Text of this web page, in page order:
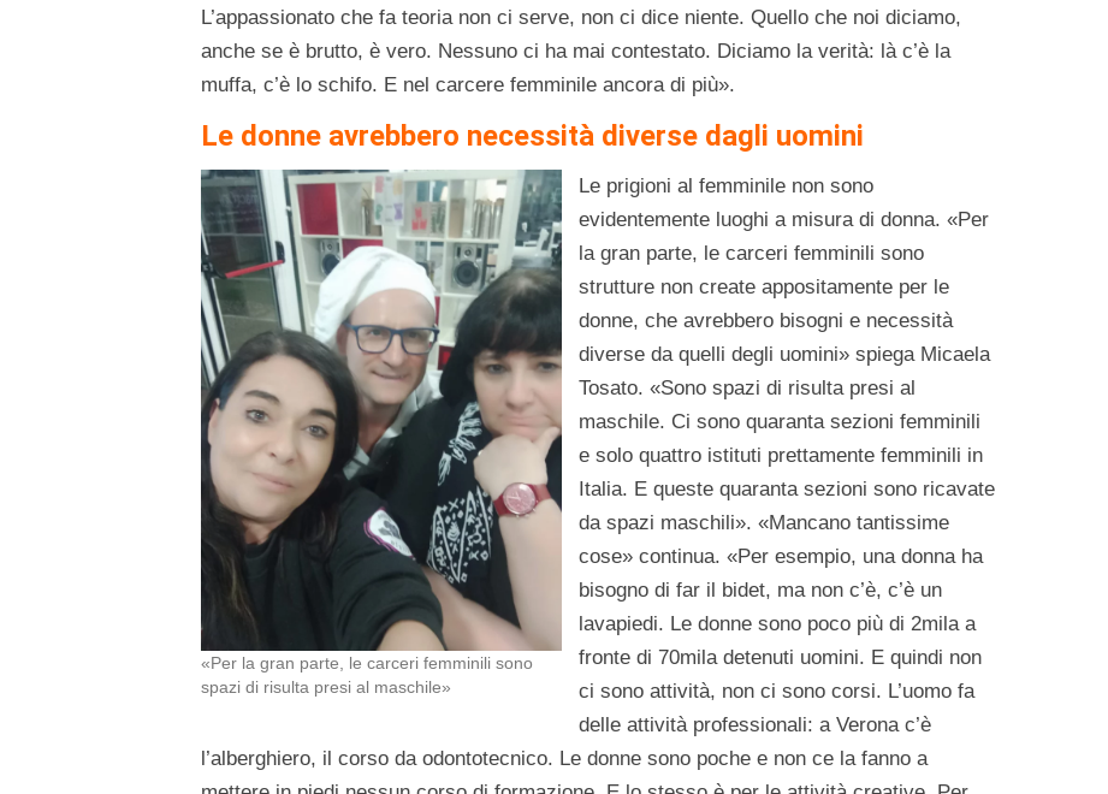
L’appassionato che fa teoria non ci serve, non ci dice niente. Quello che noi diciamo,
anche se è brutto, è vero. Nessuno ci ha mai contestato. Diciamo la verità: là c’è la
muffa, c’è lo schifo. E nel carcere femminile ancora di più».
Le donne avrebbero necessità diverse dagli uomini
«Per la gran parte, le carceri femminili sono
spazi di risulta presi al maschile»
Le prigioni al femminile non sono
evidentemente luoghi a misura di donna. «Per
la gran parte, le carceri femminili sono
strutture non create appositamente per le
donne, che avrebbero bisogni e necessità
diverse da quelli degli uomini» spiega Micaela
Tosato. «Sono spazi di risulta presi al
maschile. Ci sono quaranta sezioni femminili
e solo quattro istituti prettamente femminili in
Italia. E queste quaranta sezioni sono ricavate
da spazi maschili». «Mancano tantissime
cose» continua. «Per esempio, una donna ha
bisogno di far il bidet, ma non c’è, c’è un
lavapiedi. Le donne sono poco più di 2mila a
fronte di 70mila detenuti uomini. E quindi non
ci sono attività, non ci sono corsi. L’uomo fa
delle attività professionali: a Verona c’è
l’alberghiero, il corso da odontotecnico. Le donne sono poche e non ce la fanno a